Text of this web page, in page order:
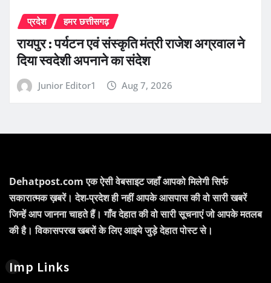
प्रदेश हमर छत्तीसगढ़
रायपुर : पर्यटन एवं संस्कृति मंत्री राजेश अग्रवाल ने
दिया स्वदेशी अपनाने का संदेश
Junior Editor1 Aug 7, 2026
Dehatpost.com एक ऐसी वेबसाइट जहाँ आपको मिलेगी सिर्फ
सकारात्मक ख़बरें। देश-प्रदेश ही नहीं आपके आसपास की वो सारी खबरें
जिन्हें आप जानना चाहते हैं। गाँव देहात की वो सारी सूचनाएं जो आपके मतलब
की है। विकासपरख खबरों के लिए आइये जुड़े देहात पोस्ट से।
Imp Links